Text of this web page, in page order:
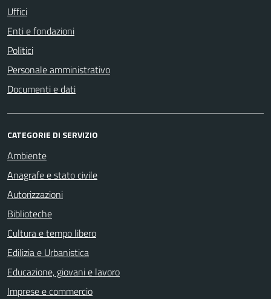
Uffici
Enti e fondazioni
Politici
Personale amministrativo
Documenti e dati
CATEGORIE DI SERVIZIO
Ambiente
Anagrafe e stato civile
Autorizzazioni
Biblioteche
Cultura e tempo libero
Edilizia e Urbanistica
Educazione, giovani e lavoro
Imprese e commercio